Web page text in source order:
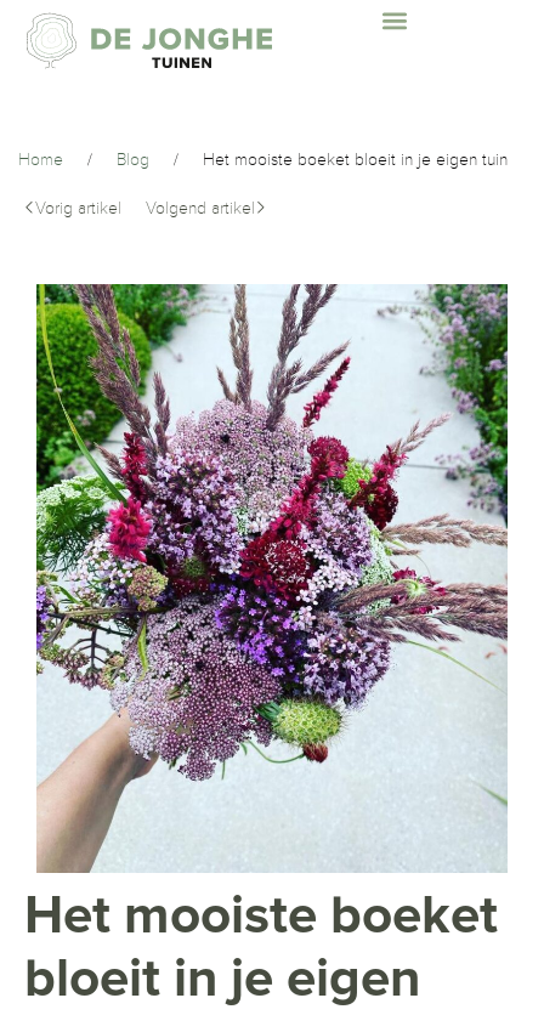
Home / Blog / Het mooiste boeket bloeit in je eigen tuin
Vorig artikel Volgend artikel
Het mooiste boeket
bloeit in je eigen